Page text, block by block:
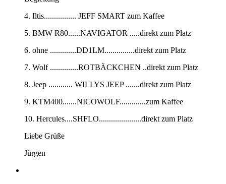
4. Iltis................ JEFF SMART zum Kaffee
5. BMW R80......NAVIGATOR .....direkt zum Platz
6. ohne .............DD1LM...............direkt zum Platz
7. Wolf ..............ROTBÄCKCHEN ..direkt zum Platz
8. Jeep ............ WILLYS JEEP .......direkt zum Platz
9. KTM400.......NICOWOLF.............zum Kaffee
10. Hercules....SHFLO.....................direkt zum Platz
Liebe Grüße
Jürgen